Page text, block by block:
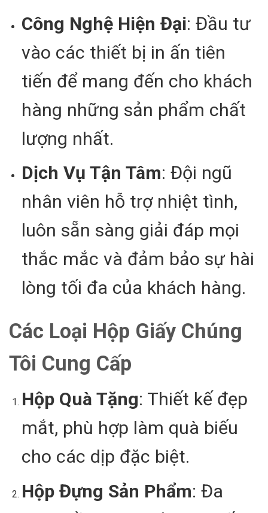
Công Nghệ Hiện Đại: Đầu tư
vào các thiết bị in ấn tiên
tiến để mang đến cho khách
hàng những sản phẩm chất
lượng nhất.
Dịch Vụ Tận Tâm: Đội ngũ
nhân viên hỗ trợ nhiệt tình,
luôn sẵn sàng giải đáp mọi
thắc mắc và đảm bảo sự hài
lòng tối đa của khách hàng.
Các Loại Hộp Giấy Chúng
Tôi Cung Cấp
Hộp Quà Tặng: Thiết kế đẹp
mắt, phù hợp làm quà biếu
cho các dịp đặc biệt.
Hộp Đựng Sản Phẩm: Đa